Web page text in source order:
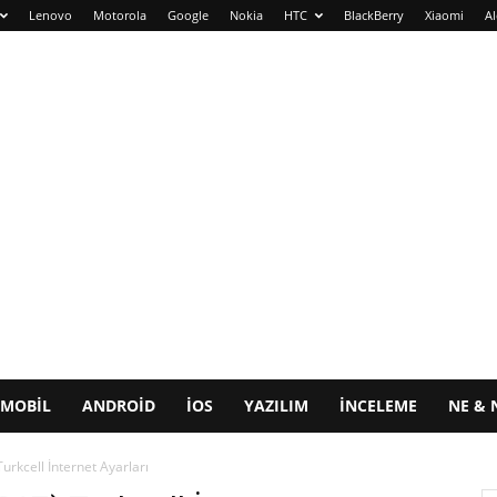
Lenovo Motorola Google Nokia HTC BlackBerry Xiaomi
MOBIL ANDROID IOS YAZILIM İNCELEME NE &
İnternet Ayarları